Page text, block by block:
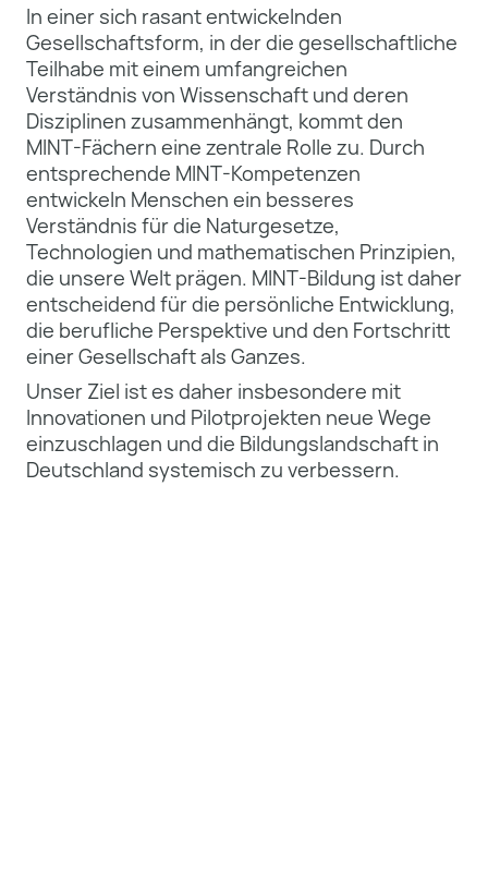
In einer sich rasant entwickelnden
Gesellschaftsform, in der die gesellschaftliche
Teilhabe mit einem umfangreichen
Verständnis von Wissenschaft und deren
Disziplinen zusammenhängt, kommt den
MINT-Fächern eine zentrale Rolle zu. Durch
entsprechende MINT-Kompetenzen
entwickeln Menschen ein besseres
Verständnis für die Naturgesetze,
Technologien und mathematischen Prinzipien,
die unsere Welt prägen. MINT-Bildung ist daher
entscheidend für die persönliche Entwicklung,
die berufliche Perspektive und den Fortschritt
einer Gesellschaft als Ganzes.
Unser Ziel ist es daher insbesondere mit
Innovationen und Pilotprojekten neue Wege
einzuschlagen und die Bildungslandschaft in
Deutschland systemisch zu verbessern.